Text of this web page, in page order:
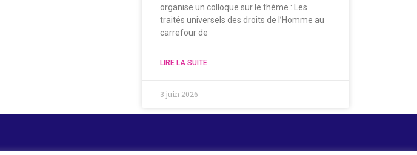
organise un colloque sur le thème : Les
traités universels des droits de l’Homme au
carrefour de
LIRE LA SUITE
3 juin 2026